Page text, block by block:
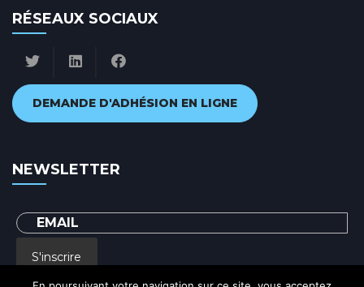
RÉSEAUX SOCIAUX
DEMANDE D'ADHÉSION EN LIGNE
NEWSLETTER
S'inscrire